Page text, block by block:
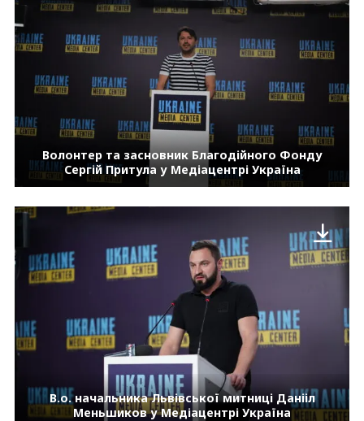
Волонтер та засновник Благодійного Фонду
Сергій Притула у Медіацентрі Україна
В.о. начальника Львівської митниці Данііл
Меньшиков у Медіацентрі Україна